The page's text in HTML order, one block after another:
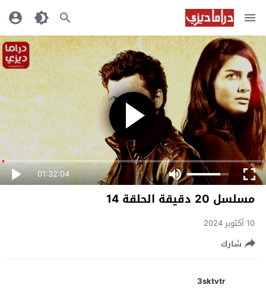
01:32:04
مسلسل 20 دقيقة الحلقة 14
10 أكتوبر 2024
شارك
3sktvtr